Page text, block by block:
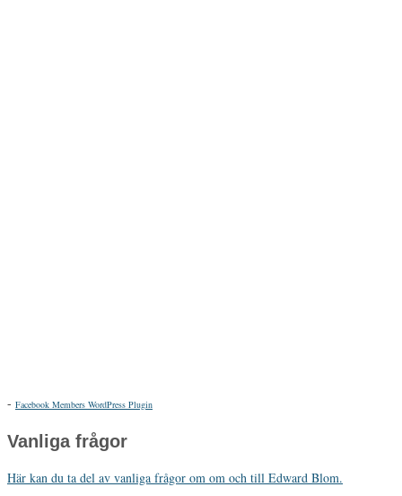
- Facebook Members WordPress Plugin
Vanliga frågor
Här kan du ta del av vanliga frågor om om och till Edward Blom.